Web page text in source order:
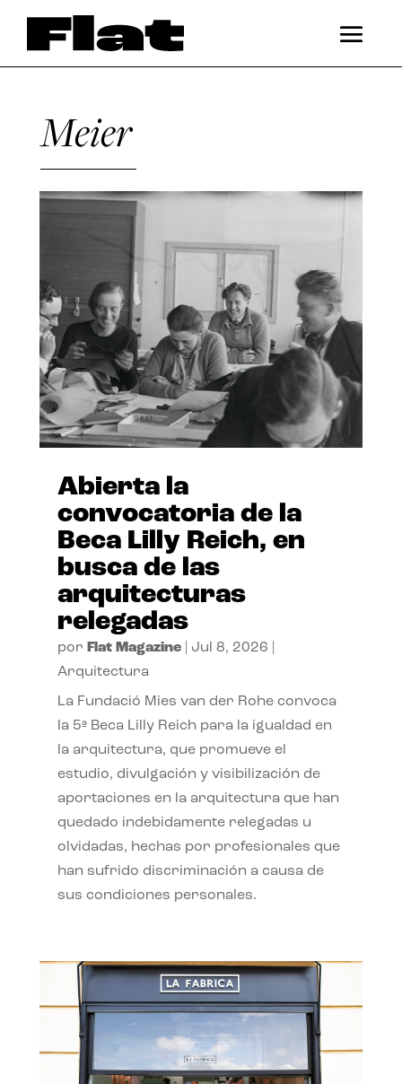
Meier
Abierta la
convocatoria de la
Beca Lilly Reich, en
busca de las
arquitecturas
relegadas
por Flat Magazine| Jul 8, 2026
Arquitectura
La Fundació Mies van der Rohe convoca
la 5ª Beca Lilly Reich para la igualdad en
la arquitectura, que promueve el
estudio, divulgación y visibilización de
aportaciones en la arquitectura que han
quedado indebidamente relegadas u
olvidadas, hechas por profesionales que
han sufrido discriminación a causa de
sus condiciones personales.